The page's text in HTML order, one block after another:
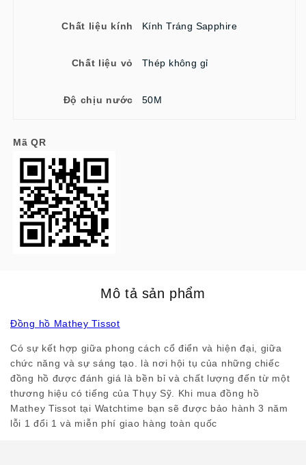
Chất liệu kính Kính Tráng Sapphire
Chất liệu vỏ Thép không gỉ
Độ chịu nước 50M
Mã QR
Mô tả sản phẩm
Đồng hồ Mathey Tissot
Có sự kết hợp giữa phong cách cổ điển và hiện đại, giữa
chức năng và sự sáng tạo. là nơi hội tụ của những chiếc
đồng hồ được đánh giá là bền bỉ và chất lượng đến từ một
thương hiệu có tiếng của Thụy Sỹ. Khi mua đồng hồ
Mathey Tissot tại Watchtime bạn sẽ được bảo hành 3 năm
lỗi 1 đổi 1 và miễn phí giao hàng toàn quốc